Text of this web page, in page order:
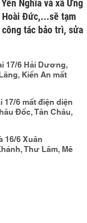
Nghĩa và xã Ứng
Đức,...sẽ tạm
tác bảo trì, sửa
17/6 Hải Dương,
Kiến An mất
17/6 mất điện diện
Đốc, Tân Châu,
16/6 Xuân
Thư Lâm, Mê